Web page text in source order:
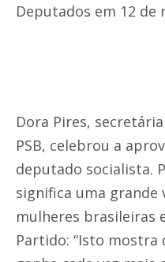
Deputados em 12 de
Dora Pires,
PSB, celebrou a
deputado socialista.
significa uma
mulheres brasileiras
Partido: “Isto mostra